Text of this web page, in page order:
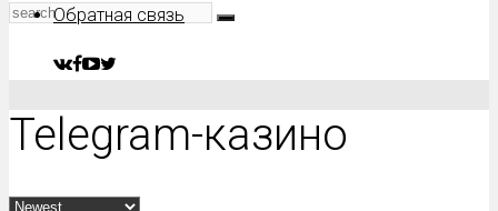
Обратная связь
Telegram-казино